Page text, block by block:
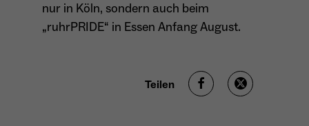
nur in Köln, sondern auch beim
„ruhrPRIDE“ in Essen Anfang August.
Teilen